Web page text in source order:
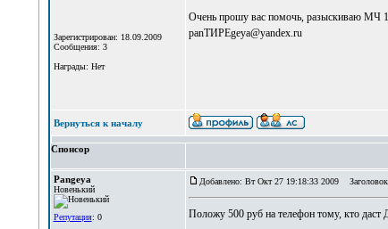
Зарегистрирован: 18.09.2009
Сообщения: 3
Награды: Нет
Очень прошу вас помочь, разыскиваю МЧ
panТИРЕgeya@yandex.ru
Вернуться к началу
Спонсор
Pangeya
Новенький
Репутация: 0
Добавлено: Вт Окт 27 19:18:33 2009
Положу 500 руб на телефон тому, кто